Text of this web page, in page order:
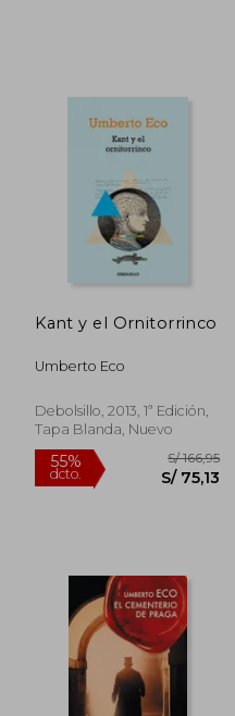
S/ 75,13
Kant y el Ornitorrinco
Umberto Eco
Debolsillo, 2013, 1ª Edición,
Tapa Blanda, Nuevo